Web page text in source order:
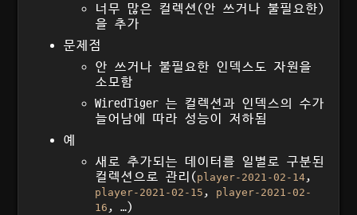
너무 많은 컬렉션(안 쓰거나 불필요한)
을 추가
문제점
안 쓰거나 불필요한 인덱스도 자원을
소모함
WiredTiger 는 컬렉션과 인덱스의 수가
늘어남에 따라 성능이 저하됨
예
새로 추가되는 데이터를 일별로 구분된
컬렉션으로 관리(player-2021-02-14 ,
player-2021-02-15 ,
player-2021-02-
16 , …)